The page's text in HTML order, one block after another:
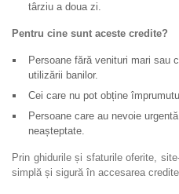
târziu a doua zi.
Pentru cine sunt aceste credite?
Persoane fără venituri mari sau
utilizării banilor.
Cei care nu pot obține
Persoane care au nevoie
neașteptate.
Prin ghidurile și sfaturile oferite,
simplă și sigură în accesarea